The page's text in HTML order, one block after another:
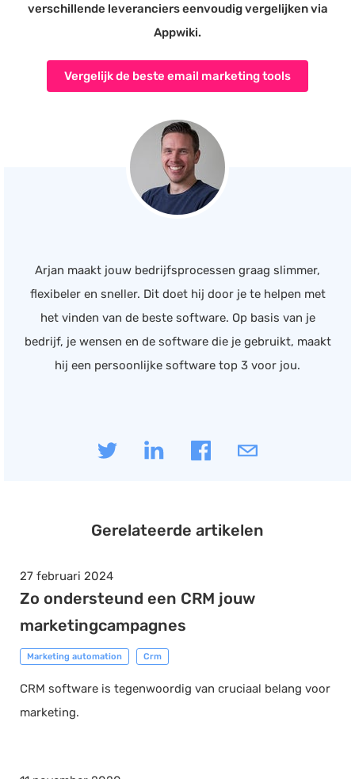
verschillende leveranciers eenvoudig vergelijken via
Appwiki.
Vergelijk de beste email marketing tools
Arjan maakt jouw bedrijfsprocessen graag slimmer,
flexibeler en sneller. Dit doet hij door je te helpen met
het vinden van de beste software. Op basis van je
bedrijf, je wensen en de software die je gebruikt, maakt
hij een persoonlijke software top 3 voor jou.
Gerelateerde artikelen
27 februari 2024
Zo ondersteund een CRM jouw
marketingcampagnes
Marketing automation Crm
CRM software is tegenwoordig van cruciaal belang voor
marketing.